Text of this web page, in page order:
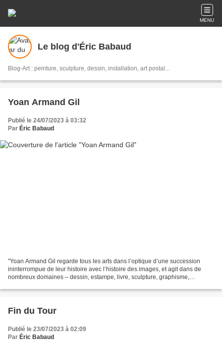
MENU
Le blog d'Éric Babaud
Blog-Art : peinture, sculpture, dessin, installation, art postal...
Yoan Armand Gil
Publié le 24/07/2023 à 03:32
Par Éric Babaud
"Yoan Armand Gil regarde tous les arts dans l’optique d’une succession
ininterrompue de leur histoire avec l’histoire des images, et agit dans de
nombreux domaines – dessin, estampe, livre, sculpture, graphisme,
Fin du Tour
Publié le 23/07/2023 à 02:09
Par Éric Babaud